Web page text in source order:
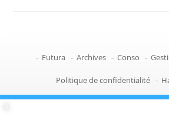
- Futura - Archives - Conso -
Politique de confidentialité -